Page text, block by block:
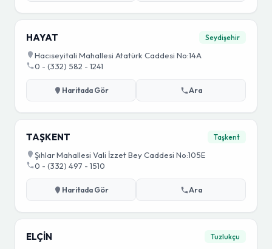
HAYAT Seydişehir
Hacıseyitali Mahallesi Atatürk Caddesi No:14A
0 - (332) 582 - 1241
Haritada Gör Ara
TAŞKENT Taşkent
Şıhlar Mahallesi Vali İzzet Bey Caddesi No:105E
0 - (332) 497 - 1510
Haritada Gör Ara
ELÇİN Tuzlukçu